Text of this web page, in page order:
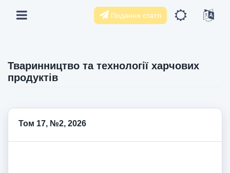
Подання статті
Тваринництво та технології харчових
продуктів
Том 17, №2, 2026